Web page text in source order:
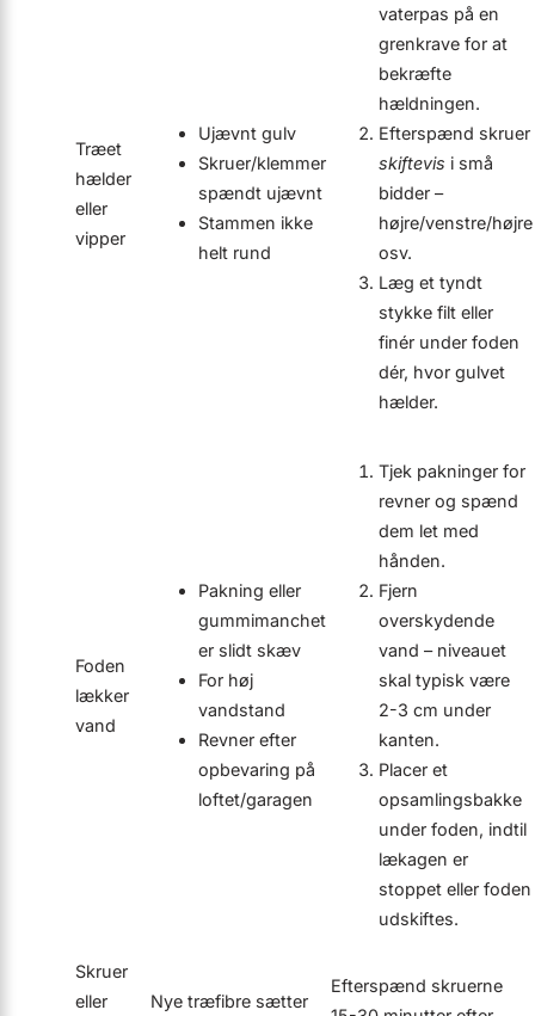
Træet
hælder
eller
vipper
Ujævnt gulv
Skruer/klemmer
spændt ujævnt
Stammen ikke
helt rund
vaterpas på en
grenkrave for at
bekræfte
hældningen.
Efterspænd skruer
skiftevis i små
bidder –
højre/venstre/højre
osv.
Læg et tyndt
stykke filt eller
finér under foden
dér, hvor gulvet
hælder.
Foden
lækker
vand
Pakning eller
gummimanchet
er slidt skæv
For høj
vandstand
Revner efter
opbevaring på
loftet/garagen
Tjek pakninger for
revner og spænd
dem let med
hånden.
Fjern
overskydende
vand – niveauet
skal typisk være
2-3 cm under
kanten.
Placer et
opsamlingsbakke
under foden, indtil
lækagen er
stoppet eller foden
udskiftes.
Skruer
eller
Nye træfibre sætter
Efterspænd skruerne